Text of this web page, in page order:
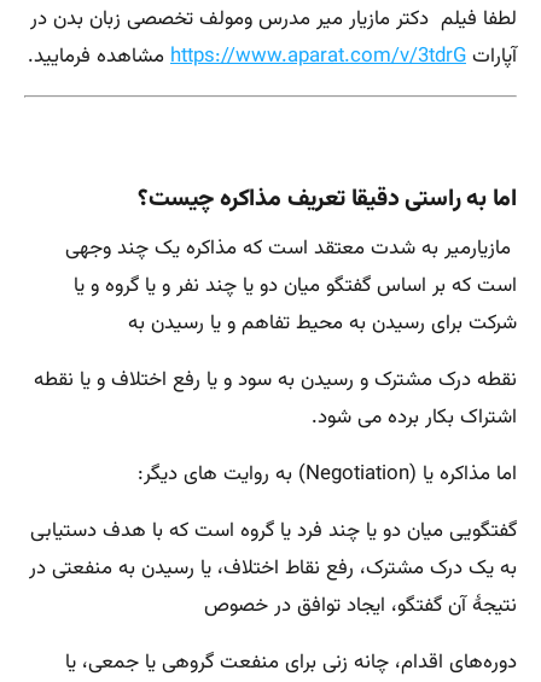
لطفا فیلم دکتر مازیار میر مدرس ومولف تخصصی زبان بدن در
آپاراتhttps://www.aparat.com/v/3tdrGمشاهده فرمایید.
اما به راستی دقیقا تعریف مذاکره چیست؟
مازیارمیر به شدت معتقد است که مذاکره یک چند وجهی
است که بر اساس گفتگو میان دو یا چند نفر و یا گروه و یا
شرکت برای رسیدن به محیط تفاهم و یا رسیدن به
نقطه درک مشترک و رسیدن به سود و یا رفع اختلاف و یا نقطه
اشتراک بکار برده می شود.
اما مذاکره یا (Negotiation) به روایت های دیگر:
گفتگویی میان دو یا چند فرد یا گروه است که با هدف دستیابی
به یک درک مشترک، رفع نقاط اختلاف، یا رسیدن به منفعتی در
نتیجهٔ آن گفتگو، ایجاد توافق در خصوص
دوره‌های اقدام، چانه زنی برای منفعت گروهی یا جمعی، یا